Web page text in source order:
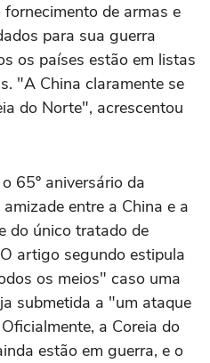
de armas e
para sua guerra
os países estão em listas
"A China claramente se
do Norte", acrescentou
65º aniversário da
entre a China e a
do único tratado de
artigo segundo estipula
os meios" caso uma
submetida a "um ataque
a Coreia do
estão em guerra, e o